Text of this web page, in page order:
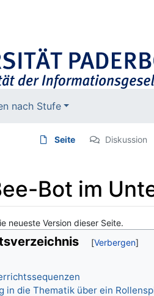
nach Stufe
Seite Diskussion
Bot im
neueste Version dieser Seite.
in die Thematik über ein